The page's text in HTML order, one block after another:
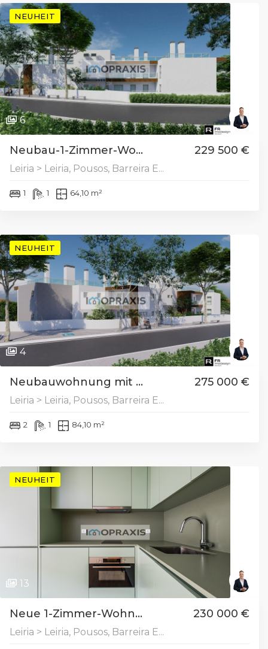
NEUHEIT
6
Neubau-1-Zimmer-Wo... 229 500 €
Leiria > Leiria, Pousos, Barreira E...
1 1 64,10 m²
NEUHEIT
4
Neubauwohnung mit ... 275 000 €
Leiria > Leiria, Pousos, Barreira E...
2 1 84,10 m²
NEUHEIT
13
Neue 1-Zimmer-Wohn... 230 000 €
Leiria > Leiria, Pousos, Barreira E...